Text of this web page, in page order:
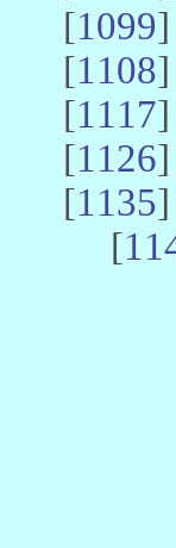
[1099
[1108
[1117
[1126
[1135
[